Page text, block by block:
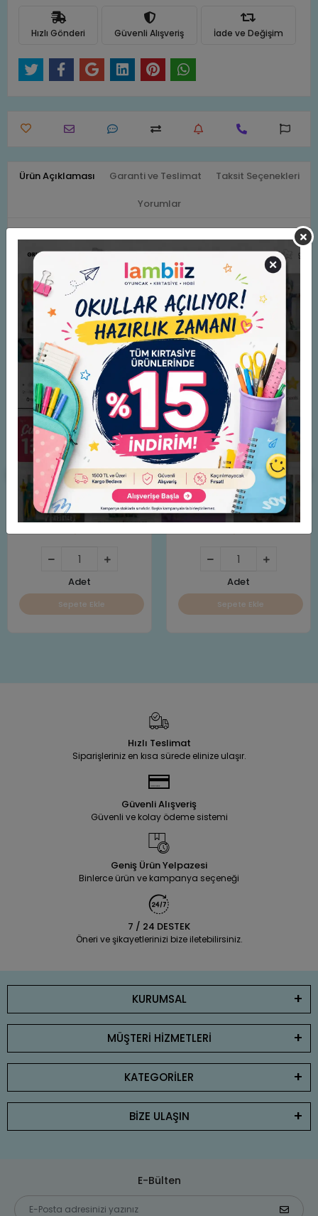
Hızlı Gönderi Güvenli Alışveriş İade ve Değişim
Ürün Açıklaması Garanti ve Teslimat Taksit Seçenekleri
Yorumlar
Benzer Ürünler
Hama Boncuk Midi 3.000'lik
Poşet - Ten Rengi (HA201-
26)
Adet
Sepete Ekle
Hama Boncuk Midi 3.000’lik
poşet - Neon Renkler
(HA201-51)
Adet
Sepete Ekle
Hızlı Teslimat
Siparişleriniz en kısa sürede elinize ulaşır.
Güvenli Alışveriş
Güvenli ve kolay ödeme sistemi
Geniş Ürün Yelpazesi
Binlerce ürün ve kampanya seçeneği
7 / 24 DESTEK
Öneri ve şikayetlerinizi bize iletebilirsiniz.
KURUMSAL
MÜŞTERİ HİZMETLERİ
KATEGORİLER
BİZE ULAŞIN
E-Bülten